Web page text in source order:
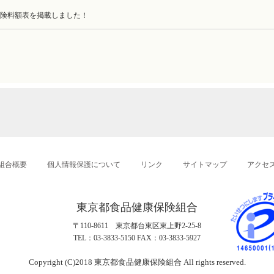
料額表を掲載しました！
合概要 個人情報保護について リンク サイトマップ アクセ
東京都食品健康保険組合
〒110-8611 東京都台東区東上野2-25-8
TEL：03-3833-5150 FAX：03-3833-5927
Copyright (C)2018 東京都食品健康保険組合 All rights reserved.